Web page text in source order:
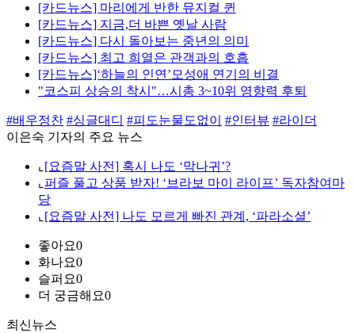
[카드뉴스] 마리에게 반한 뮤지컬 퀸
[카드뉴스] 지금,더 바쁜 옛날 사람
[카드뉴스] 다시 돌아보는 중년의 의미
[카드뉴스] 최고 희열은 관객과의 호흡
[카드뉴스]‘하늘의 인연’모성애 연기의 비결
"코스피 상승의 착시"…시총 3~10위 영향력 후퇴
#배우정찬 #싱글대디 #피도눈물도없이 #인터뷰 #라이더
이은숙 기자의 주요 뉴스
⌞ [요즘말 사전] 혹시 나도 ‘막나귀’?
⌞ 퍼즐 풀고 상품 받자! ‘브라보 마이 라이프’ 독자참여마
당
⌞ [요즘말 사전] 나도 모르게 빠진 관계, ‘파라소셜’
좋아요0
화나요0
슬퍼요0
더 궁금해요0
최신뉴스